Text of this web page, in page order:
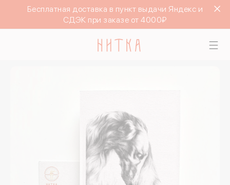
Бесплатная доставка в пункт выдачи Яндекс и
СДЭК при заказе от 4000₽